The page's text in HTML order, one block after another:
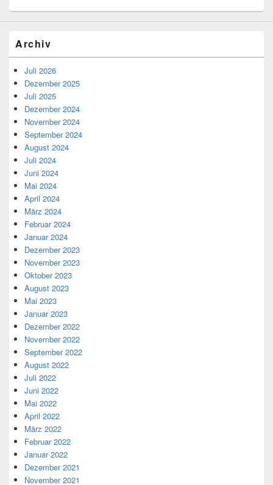
Archiv
Juli 2026
Dezember 2025
Juli 2025
Dezember 2024
November 2024
September 2024
August 2024
Juli 2024
Juni 2024
Mai 2024
April 2024
März 2024
Februar 2024
Januar 2024
Dezember 2023
November 2023
Oktober 2023
August 2023
Mai 2023
Januar 2023
Dezember 2022
November 2022
September 2022
August 2022
Juli 2022
Juni 2022
Mai 2022
April 2022
März 2022
Februar 2022
Januar 2022
Dezember 2021
November 2021